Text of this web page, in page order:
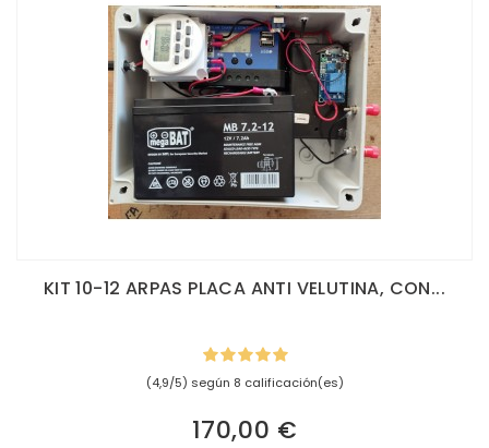
KIT 10-12 ARPAS PLACA ANTI VELUTINA, CON...
(4,9/5) según 8 calificación(es)
170,00 €